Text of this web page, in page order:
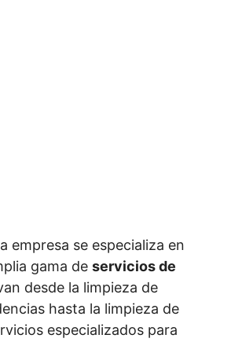
empresa se especializa en
gama de servicios de
desde la limpieza de
hasta la limpieza de
especializados para